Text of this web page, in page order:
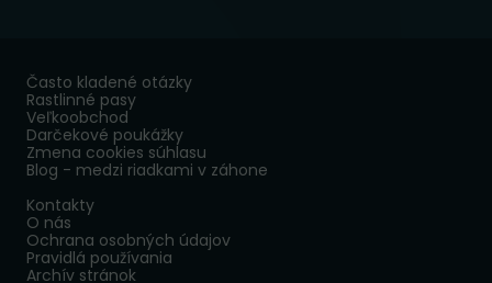
Často kladené otázky
Rastlinné pasy
Veľkoobchod
Darčekové poukážky
Zmena cookies súhlasu
Blog - medzi riadkami v záhone
Kontakty
O nás
Ochrana osobných údajov
Pravidlá používania
Archív stránok